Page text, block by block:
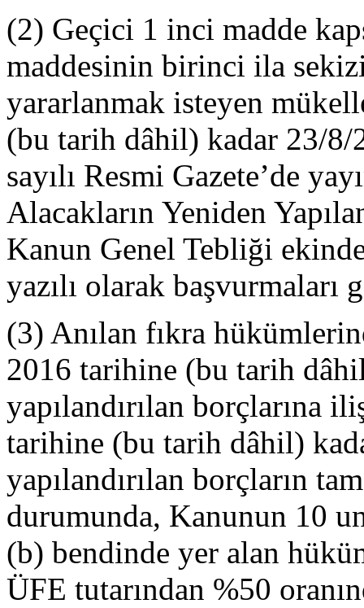
(2) Geçici 1 inci madde
maddesinin birinci ila
yararlanmak isteyen
(bu tarih dâhil) kadar 23/
sayılı Resmi Gazete’de
Alacakların Yeniden
Kanun Genel Tebliği
yazılı olarak başvurmaları
(3) Anılan fıkra
2016 tarihine (bu tarih
yapılandırılan borçlarına
tarihine (bu tarih dâhil)
yapılandırılan borçların
durumunda, Kanunun 10
(b) bendinde yer alan
ÜFE tutarından %50